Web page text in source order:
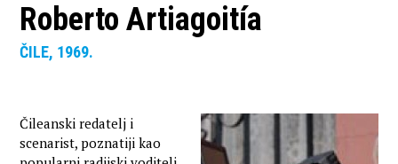
Roberto Artiagoitía
ČILE, 1969.
Čileanski redatelj i
scenarist, poznatiji kao